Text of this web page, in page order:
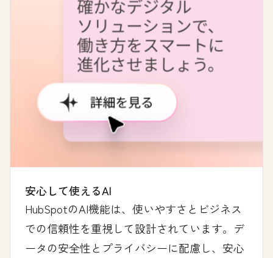
安心して使えるAI
HubSpotのAI機能は、使いやすさとビジネス
での信頼性を重視して設計されています。デ
ータの安全性とプライバシーに配慮し、安心